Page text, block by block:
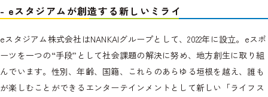
- eスタジアムが創造する新しいミライ
eスタジアム株式会社はNANKAIグループとして、2022年に設立。eスポ
ーツを一つの“手段”として社会課題の解決に努め、地方創生に取り組
んでいます。性別、年齢、国籍、これらのあらゆる垣根を越え、誰も
が楽しむことができるエンターテインメントとして新しい「ライフス